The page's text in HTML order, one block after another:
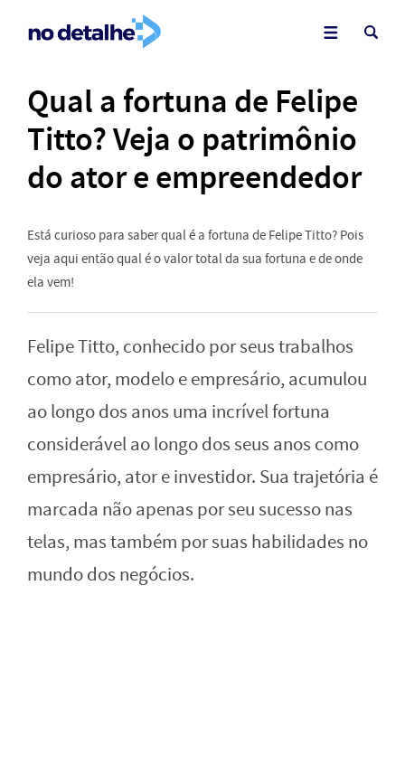
Qual a fortuna de Felipe
Titto? Veja o patrimônio
do ator e empreendedor
Está curioso para saber qual é a fortuna de Felipe Titto? Pois
veja aqui então qual é o valor total da sua fortuna e de onde
ela vem!
Felipe Titto, conhecido por seus trabalhos
como ator, modelo e empresário, acumulou
ao longo dos anos uma incrível fortuna
considerável ao longo dos seus anos como
empresário, ator e investidor. Sua trajetória é
marcada não apenas por seu sucesso nas
telas, mas também por suas habilidades no
mundo dos negócios.